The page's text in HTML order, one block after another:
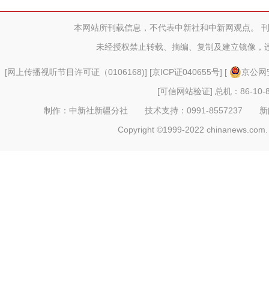
气暖”
本网站所刊载信息，不代表中新社和中新网观点。
未经授权禁止转载、摘编、复制及建立镜像，
[网上传播视听节目许可证（0106168)] [京ICP证040655号] [
京公
[可信网站验证] 总机：86-10-
制作：中新社新疆分社 技术支持：0991-8557237
Copyright ©1999-2022